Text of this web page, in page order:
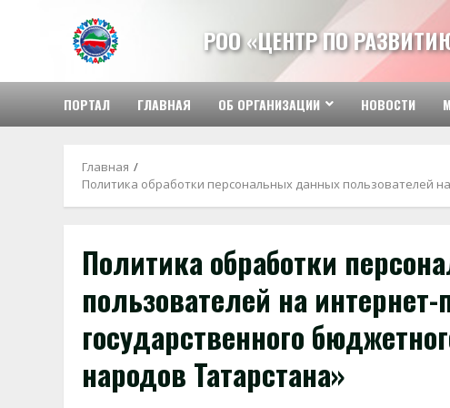
содержимому
РОО «ЦЕНТР ПО
ПОРТАЛ ГЛАВНАЯ ОБ ОРГАНИЗАЦИИ НОВОСТИ
Главная
Политика обработки персональных данных пользователей
Политика обработки
пользователей на интернет-
государственного
народов Татарстана»